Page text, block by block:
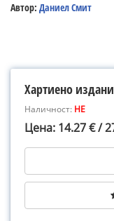
Автор: Даниел Смит
Хартиено
Наличност: НЕ
Цена: 14.27 € /